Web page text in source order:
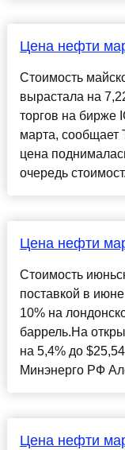
Цена нефти
Стоимость
вырастала на
торгов на бирже
марта,
цена
очередь
Цена нефти
Стоимость
поставкой в
10% на
баррель.На
на 5,4% до
Минэнерго РФ
Цена нефти